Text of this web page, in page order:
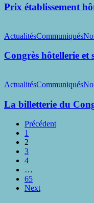
2025
et
spa
–
dévoilement
du
jury
Prix établissement
hôtellerie
spas
jours
d’immersion
pour
faire
plein
d’idées,
d’humains
d’audace
ActualitésCommuniqués
Congrès hôtellerie et
billetterie
Congrès
Hôtellerie
ouverte
ActualitésCommuniqués
La billetterie du
Précédent
1
2
3
4
…
65
Next